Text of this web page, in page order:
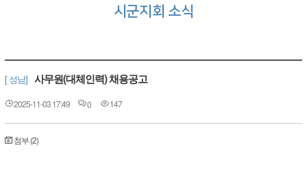
시군지회 소식
[ 성남] 사무원(대체인력) 채용공고
2025-11-03 17:49 0 147
첨부 (2)